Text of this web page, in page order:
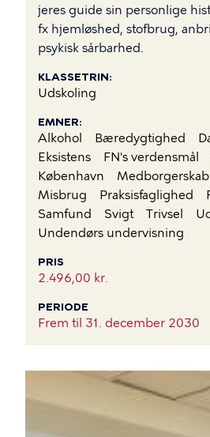
jeres guide sin personlige
fx hjemløshed, stofbrug,
psykisk sårbarhed.
KLASSETRIN
Udskoling
EMNER
Alkohol Bæredygtighed
Eksistens
FN's verdensmål
København
Medborgerskab
Misbrug
Praksisfaglighed
Samfund
Svigt Trivsel
Undendørs undervisning
PRIS
2.496,00 kr.
PERIODE
Frem til 31. december 2030